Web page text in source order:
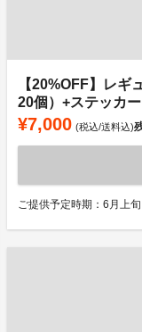
【20%OFF】レギ
20個）+ステッカ
¥7,000 (税込/送料込)
ご提供予定時期：6月上